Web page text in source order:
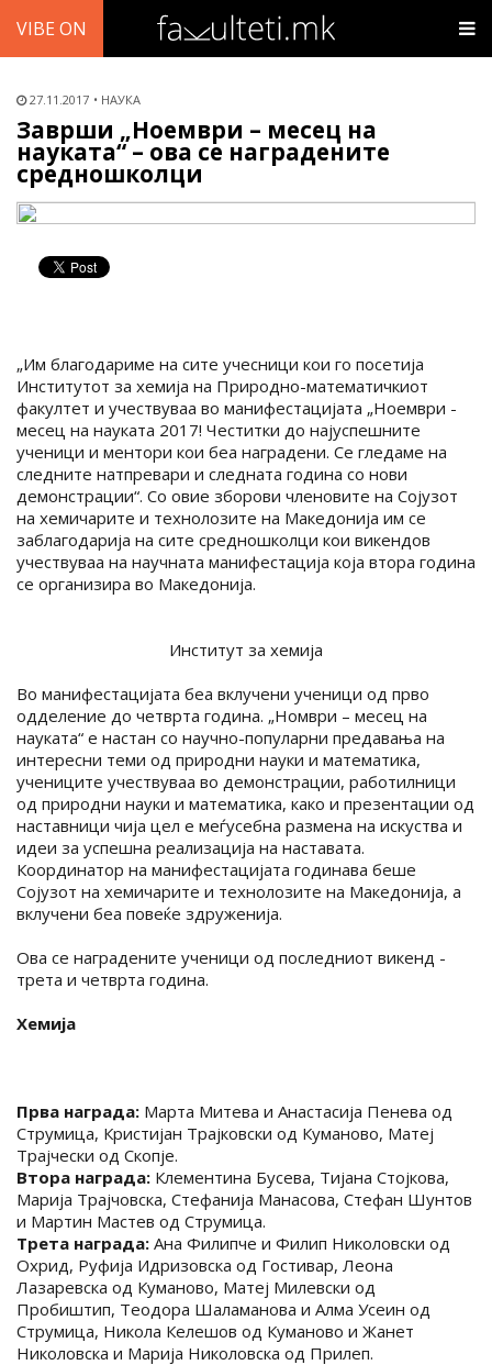
VIBE ON
27.11.2017 НАУКА
Заврши „Ноември – месец на
науката“ – ова се наградените
средношколци
„Им благодариме на сите учесници кои го посетија
Институтот за хемија на Природно-математичкиот
факултет и учествуваа во манифестацијата „Ноември -
месец на науката 2017! Честитки до најуспешните
ученици и ментори кои беа наградени. Се гледаме на
следните натпревари и следната година со нови
демонстрации“. Со овие зборови членовите на Сојузот
на хемичарите и технолозите на Македонија им се
заблагодарија на сите средношколци кои викендов
учествуваа на научната манифестација која втора година
се организира во Македонија.
Институт за хемија
Во манифестацијата беа вклучени ученици од прво
одделение до четврта година. „Номври – месец на
науката“ е настан со научно-популарни предавања на
интересни теми од природни науки и математика,
учениците учествуваа во демонстрации, работилници
од природни науки и математика, како и презентации од
наставници чија цел е меѓусебна размена на искуства и
идеи за успешна реализација на наставата.
Координатор на манифестацијата годинава беше
Сојузот на хемичарите и технолозите на Македонија, а
вклучени беа повеќе здруженија.
Ова се наградените ученици од последниот викенд -
трета и четврта година.
Хемија
Прва награда: Марта Митева и Анастасија Пенева од
Струмица, Кристијан Трајковски од Куманово, Матеј
Трајчески од Скопје.
Втора награда: Клементина Бусева, Тијана Стојкова,
Марија Трајчовска, Стефанија Манасова, Стефан Шунтов
и Мартин Мастев од Струмица.
Трета награда: Ана Филипче и Филип Николовски од
Охрид, Руфија Идризовска од Гостивар, Леона
Лазаревска од Куманово, Матеј Милевски од
Пробиштип, Теодора Шаламанова и Алма Усеин од
Струмица, Никола Келешов од Куманово и Жанет
Николовска и Марија Николовска од Прилеп.